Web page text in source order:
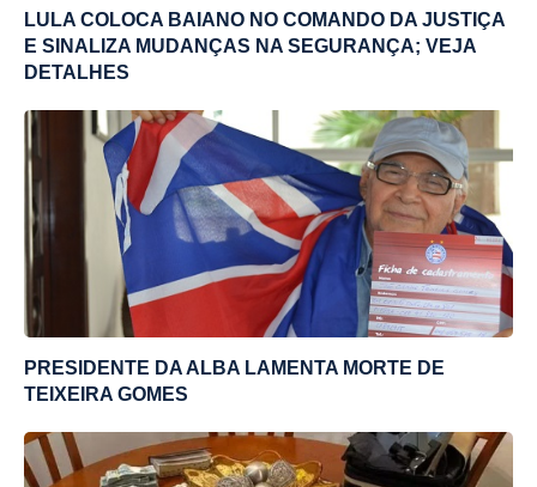
LULA COLOCA BAIANO NO COMANDO DA JUSTIÇA
E SINALIZA MUDANÇAS NA SEGURANÇA; VEJA
DETALHES
PRESIDENTE DA ALBA LAMENTA MORTE DE
TEIXEIRA GOMES